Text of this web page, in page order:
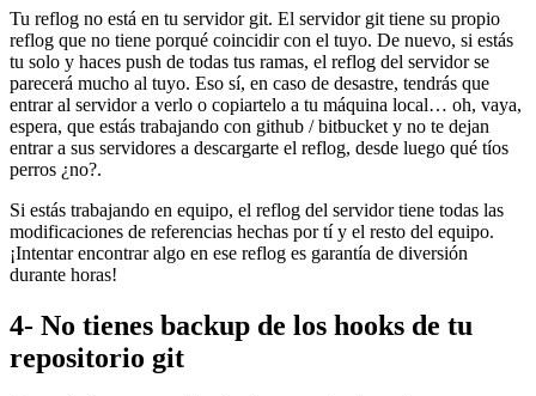
Tu reflog no está en tu servidor git. El servidor git tiene su propio
reflog que no tiene porqué coincidir con el tuyo. De nuevo, si estás
tu solo y haces push de todas tus ramas, el reflog del servidor se
parecerá mucho al tuyo. Eso sí, en caso de desastre, tendrás que
entrar al servidor a verlo o copiartelo a tu máquina local… oh, vaya,
espera, que estás trabajando con github / bitbucket y no te dejan
entrar a sus servidores a descargarte el reflog, desde luego qué tíos
perros ¿no?.
Si estás trabajando en equipo, el reflog del servidor tiene todas las
modificaciones de referencias hechas por tí y el resto del equipo.
¡Intentar encontrar algo en ese reflog es garantía de diversión
durante horas!
4- No tienes backup de los hooks de tu
repositorio git